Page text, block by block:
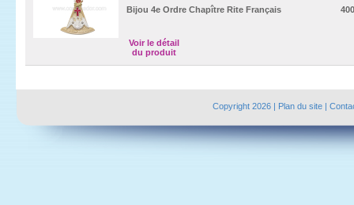
Bijou 4e Ordre Chapître Rite Français
Voir le détail
du produit
Copyright 2026 | Plan du site|